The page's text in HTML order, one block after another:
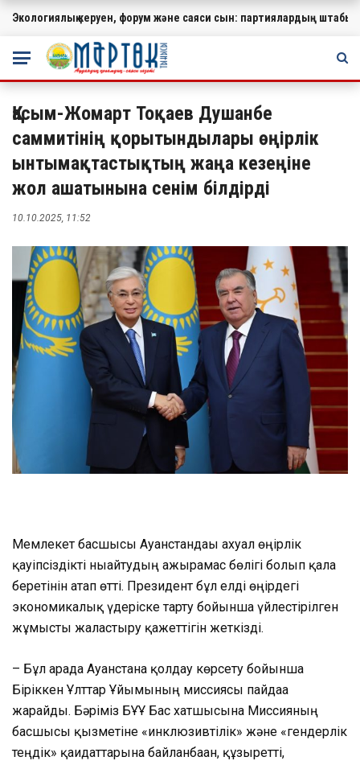
МАҢЫЗДЫ
Экологиялық керуен, форум және саяси сын: партиялардың
Қасым-Жомарт Тоқаев Душанбе
саммитінің қорытындылары өңірлік
ынтымақтастықтың жаңа кезеңіне
жол ашатынына сенім білдірді
10.10.2025, 11:52
Мемлекет басшысы Ауғанстандағы ахуал өңірлік
қауіпсіздікті нығайтудың ажырамас бөлігі болып қала
беретінін атап өтті. Президент бұл елді өңірдегі
экономикалық үдеріске тарту бойынша үйлестірілген
жұмысты жалғастыру қажеттігін жеткізді.
– Бұл арада Ауғанстанға қолдау көрсету бойынша
Біріккен Ұлттар Ұйымының миссиясы пайдаға
жарайды. Бәріміз БҰҰ Бас хатшысына Миссияның
басшысы қызметіне «инклюзивтілік» және «гендерлік
теңдік» қағидаттарына байланбаған, құзыретті,